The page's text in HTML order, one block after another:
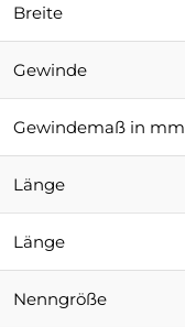
Breite
Gewinde
Gewindemaß in mm
Länge
Länge
Nenngröße